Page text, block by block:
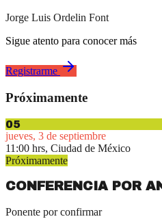
Jorge Luis Ordelin Font
Sigue atento para conocer más
Registrarme
Próximamente
05
jueves, 3 de septiembre
11:00 hrs, Ciudad de México
Próximamente
CONFERENCIA POR
Ponente por confirmar